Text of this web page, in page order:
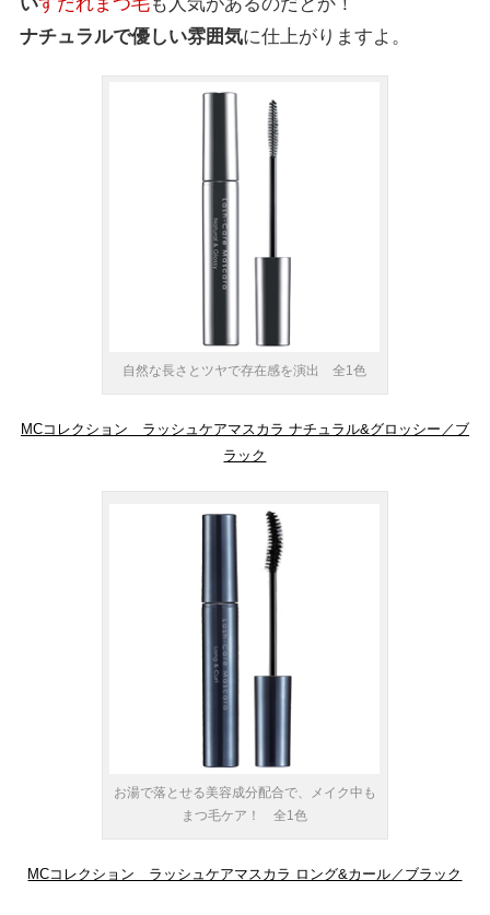
ナチュラルで優しい雰囲気に仕上がりますよ。
自然な長さとツヤで存在感を演出 全1色
MCコレクション ラッシュケアマスカラ ナチュラル&グロッシー／ブ
ラック
お湯で落とせる美容成分配合で、メイク中も
まつ毛ケア！ 全1色
MCコレクション ラッシュケアマスカラ ロング&カール／ブラック